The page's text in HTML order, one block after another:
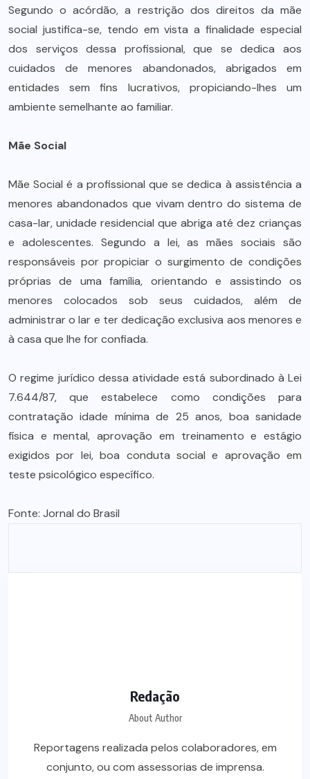
Segundo o acórdão, a restrição dos direitos da mãe
social justifica-se, tendo em vista a finalidade especial
dos serviços dessa profissional, que se dedica aos
cuidados de menores abandonados, abrigados em
entidades sem fins lucrativos, propiciando-lhes um
ambiente semelhante ao familiar.
Mãe Social
Mãe Social é a profissional que se dedica à assistência a
menores abandonados que vivam dentro do sistema de
casa-lar, unidade residencial que abriga até dez crianças
e adolescentes. Segundo a lei, as mães sociais são
responsáveis por propiciar o surgimento de condições
próprias de uma família, orientando e assistindo os
menores colocados sob seus cuidados, além de
administrar o lar e ter dedicação exclusiva aos menores e
à casa que lhe for confiada.
O regime jurídico dessa atividade está subordinado à Lei
7.644/87, que estabelece como condições para
contratação idade mínima de 25 anos, boa sanidade
física e mental, aprovação em treinamento e estágio
exigidos por lei, boa conduta social e aprovação em
teste psicológico específico.
Fonte: Jornal do Brasil
Redação
About Author
Reportagens realizada pelos colaboradores, em
conjunto, ou com assessorias de imprensa.